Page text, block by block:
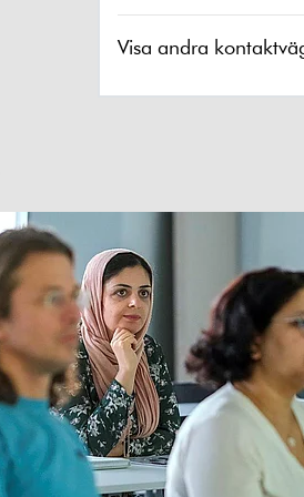
Visa andra